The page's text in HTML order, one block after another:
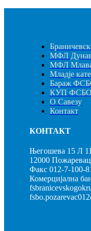
МФЛ
МФЛ
Младје
Бараж
КУП ФСБО
О Савезу
Контакт
КОНТАКТ
Његошева 15 Л
12000 Пожаревац
Факс 012-7-100-
Комерцијална